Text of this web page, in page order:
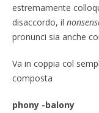
estremamente
disaccordo, il
pronunci sia anche
Va in coppia col
composta
phony -balony